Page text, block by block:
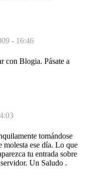
- 16:46
con Blogia. Pásate a
tomándose
molesta ese día. Lo que
tu entrada sobre
Un Saludo .